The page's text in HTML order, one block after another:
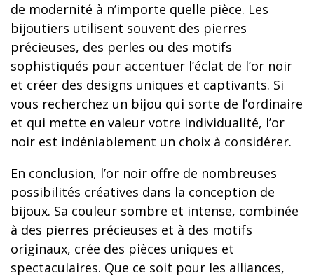
de modernité à n’importe quelle pièce. Les
bijoutiers utilisent souvent des pierres
précieuses, des perles ou des motifs
sophistiqués pour accentuer l’éclat de l’or noir
et créer des designs uniques et captivants. Si
vous recherchez un bijou qui sorte de l’ordinaire
et qui mette en valeur votre individualité, l’or
noir est indéniablement un choix à considérer.
En conclusion, l’or noir offre de nombreuses
possibilités créatives dans la conception de
bijoux. Sa couleur sombre et intense, combinée
à des pierres précieuses et à des motifs
originaux, crée des pièces uniques et
spectaculaires. Que ce soit pour les alliances,